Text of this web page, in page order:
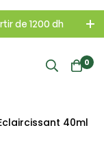
de 1200 dh
0
40ml